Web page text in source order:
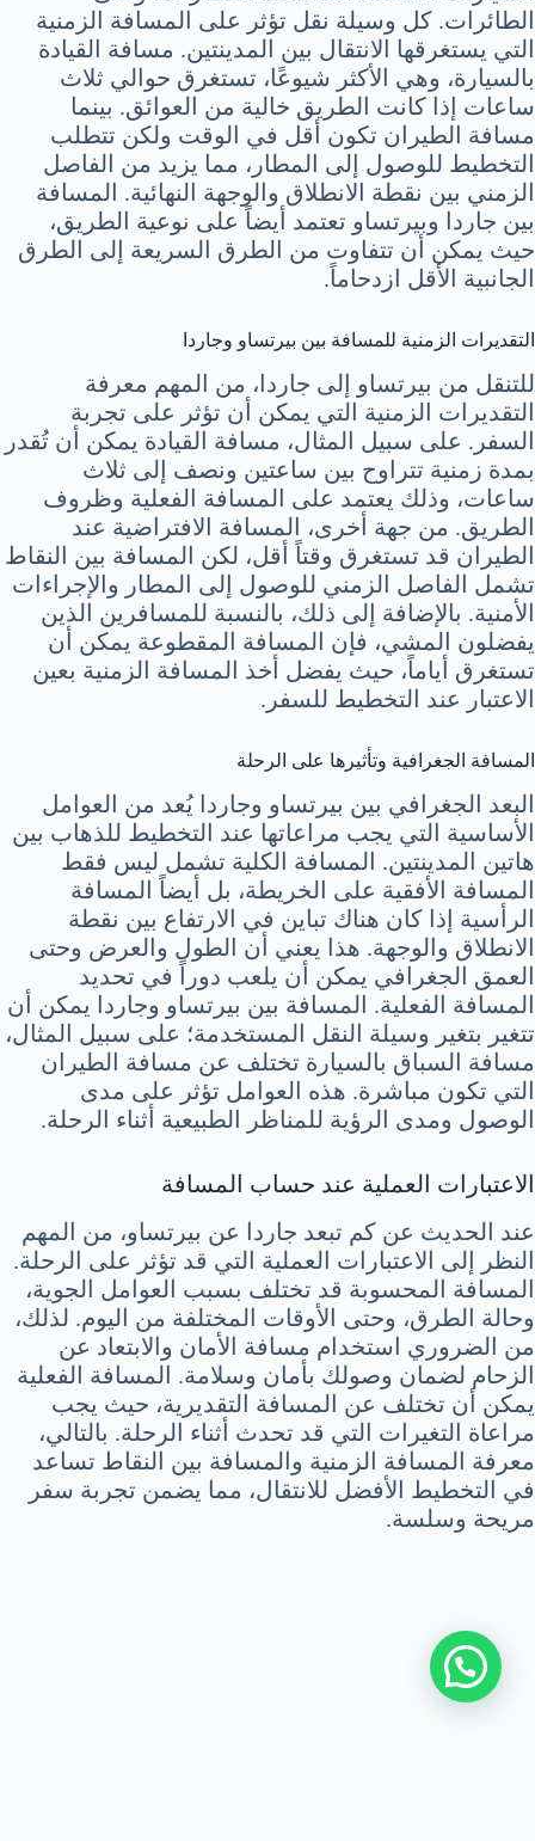
الطائرات. كل وسيلة نقل تؤثر على المسافة الزمنية
التي يستغرقها الانتقال بين المدينتين. مسافة القيادة
بالسيارة، وهي الأكثر شيوعًا، تستغرق حوالي ثلاث
ساعات إذا كانت الطريق خالية من العوائق. بينما
مسافة الطيران تكون أقل في الوقت ولكن تتطلب
التخطيط للوصول إلى المطار، مما يزيد من الفاصل
الزمني بين نقطة الانطلاق والوجهة النهائية. المسافة
بين جاردا وبيرتساو تعتمد أيضاً على نوعية الطريق،
حيث يمكن أن تتفاوت من الطرق السريعة إلى الطرق
الجانبية الأقل ازدحاماً.
التقديرات الزمنية للمسافة بين بيرتساو وجاردا
للتنقل من بيرتساو إلى جاردا، من المهم معرفة
التقديرات الزمنية التي يمكن أن تؤثر على تجربة
السفر. على سبيل المثال، مسافة القيادة يمكن أن تُقدر
بمدة زمنية تتراوح بين ساعتين ونصف إلى ثلاث
ساعات، وذلك يعتمد على المسافة الفعلية وظروف
الطريق. من جهة أخرى، المسافة الافتراضية عند
الطيران قد تستغرق وقتاً أقل، لكن المسافة بين النقاط
تشمل الفاصل الزمني للوصول إلى المطار والإجراءات
الأمنية. بالإضافة إلى ذلك، بالنسبة للمسافرين الذين
يفضلون المشي، فإن المسافة المقطوعة يمكن أن
تستغرق أياماً، حيث يفضل أخذ المسافة الزمنية بعين
الاعتبار عند التخطيط للسفر.
المسافة الجغرافية وتأثيرها على الرحلة
البعد الجغرافي بين بيرتساو وجاردا يُعد من العوامل
الأساسية التي يجب مراعاتها عند التخطيط للذهاب بين
هاتين المدينتين. المسافة الكلية تشمل ليس فقط
المسافة الأفقية على الخريطة، بل أيضاً المسافة
الرأسية إذا كان هناك تباين في الارتفاع بين نقطة
الانطلاق والوجهة. هذا يعني أن الطول والعرض وحتى
العمق الجغرافي يمكن أن يلعب دوراً في تحديد
المسافة الفعلية. المسافة بين بيرتساو وجاردا يمكن أن
تتغير بتغير وسيلة النقل المستخدمة؛ على سبيل المثال،
مسافة السباق بالسيارة تختلف عن مسافة الطيران
التي تكون مباشرة. هذه العوامل تؤثر على مدى
الوصول ومدى الرؤية للمناظر الطبيعية أثناء الرحلة.
الاعتبارات العملية عند حساب المسافة
عند الحديث عن كم تبعد جاردا عن بيرتساو، من المهم
النظر إلى الاعتبارات العملية التي قد تؤثر على الرحلة.
المسافة المحسوبة قد تختلف بسبب العوامل الجوية،
وحالة الطرق، وحتى الأوقات المختلفة من اليوم. لذلك،
من الضروري استخدام مسافة الأمان والابتعاد عن
الزحام لضمان وصولك بأمان وسلامة. المسافة الفعلية
يمكن أن تختلف عن المسافة التقديرية، حيث يجب
مراعاة التغيرات التي قد تحدث أثناء الرحلة. بالتالي،
معرفة المسافة الزمنية والمسافة بين النقاط تساعد
في التخطيط الأفضل للانتقال، مما يضمن تجربة سفر
مريحة وسلسة.